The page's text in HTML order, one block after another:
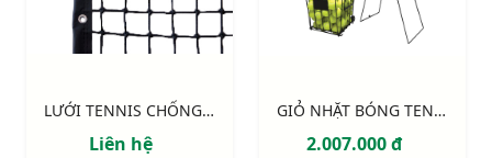
LƯỚI TENNIS CHỐNG THỤNG 325348C
Liên hệ
GIỎ NHẶT BÓNG TENNIS S25521
2.007.000 đ